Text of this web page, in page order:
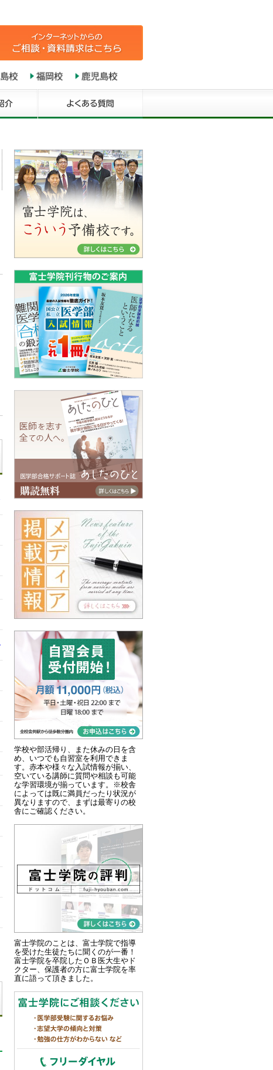
学校や部活帰り、また休みの日を含
め、いつでも自習室を利用できま
す。赤本や様々な入試情報が揃い、
空いている講師に質問や相談も可能
な学習環境が揃っています。※校舎
によっては既に満員だったり状況が
異なりますので、まずは最寄りの校
舎にご確認ください。
富士学院のことは、富士学院で指導
を受けた生徒たちに聞くのが一番！
富士学院を卒院したＯＢ医大生やド
クター、保護者の方に富士学院を率
直に語って頂きました。